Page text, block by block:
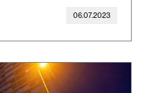
06.07.2023